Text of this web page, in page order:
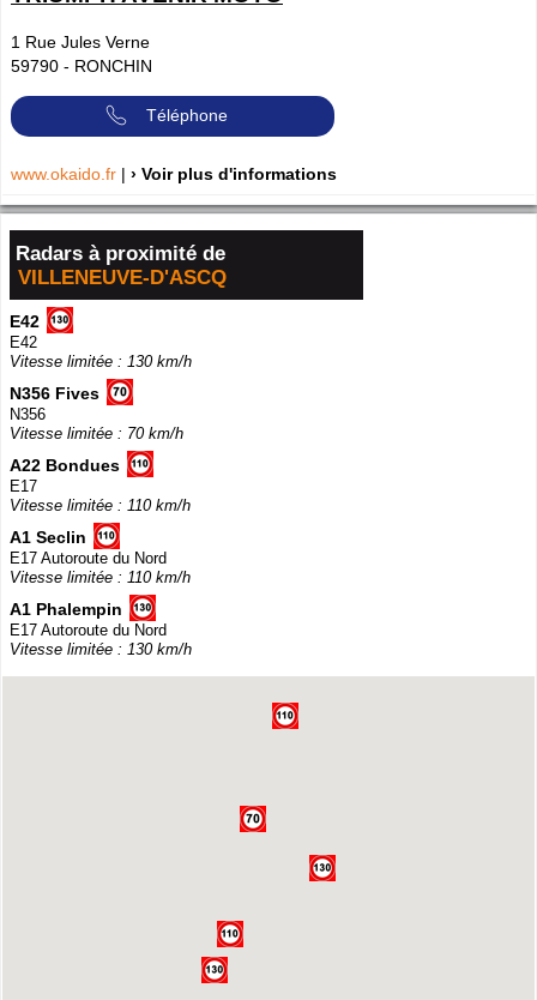
1 Rue Jules Verne
59790 - RONCHIN
Téléphone
www.okaido.fr | › Voir plus d'informations
Radars à proximité de
VILLENEUVE-D'ASCQ
E42
E42
Vitesse limitée : 130 km/h
N356 Fives
N356
Vitesse limitée : 70 km/h
A22 Bondues
E17
Vitesse limitée : 110 km/h
A1 Seclin
E17 Autoroute du Nord
Vitesse limitée : 110 km/h
A1 Phalempin
E17 Autoroute du Nord
Vitesse limitée : 130 km/h